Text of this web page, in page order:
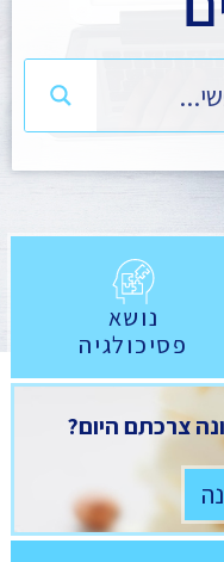
נושא
פסיכולגיה
צרכתם היום?